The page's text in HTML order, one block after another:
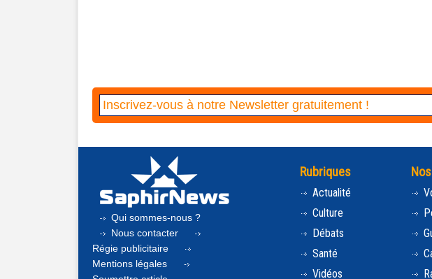
Qui sommes-nous ?
Nous contacter
Régie publicitaire
Mentions légales
Rubriques
Actualité
Culture
Débats
Santé
Vidéos